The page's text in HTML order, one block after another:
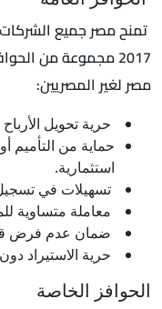
تمنح مصر جميع
2017 مجموعة من
مصر لغير المصريين:
حرية تحويل
حماية من التأميم
استثمارية.
تسهيلات في
معاملة متساوية
ضمان عدم فرض
حرية الاستيراد
الحوافز الخاصة